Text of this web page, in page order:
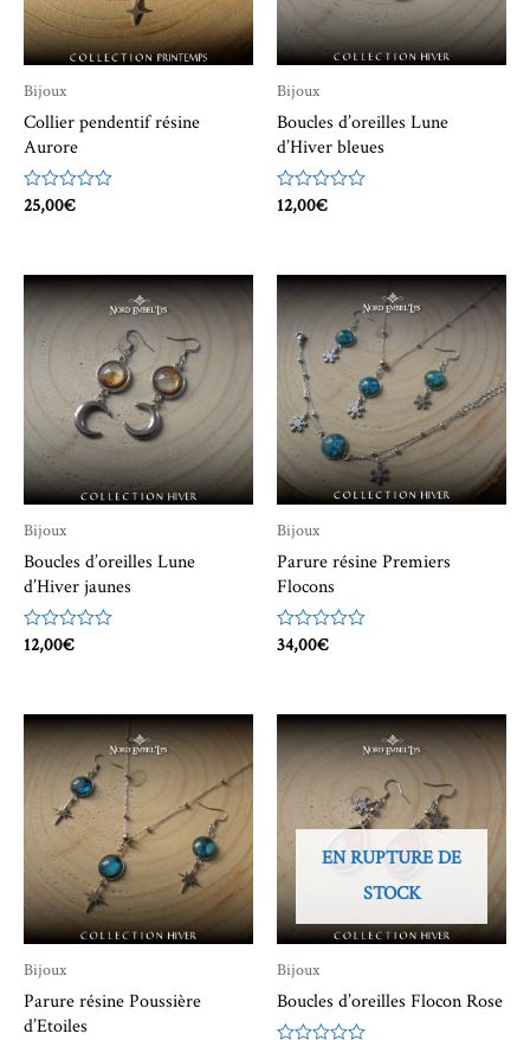
Bijoux
Collier pendentif résine
Aurore
Note
25,00€
Bijoux
Boucles d’oreilles Lune
d’Hiver bleues
Note
12,00€
Bijoux
Boucles d’oreilles Lune
d’Hiver jaunes
Note
12,00€
Bijoux
Parure résine Premiers
Flocons
Note
34,00€
Bijoux
Parure résine Poussière
d’Etoiles
EN RUPTURE DE
STOCK
Bijoux
Boucles d’oreilles Flocon Rose